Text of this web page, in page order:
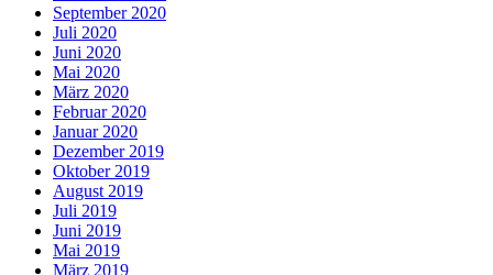
September 2020
Juli 2020
Juni 2020
Mai 2020
März 2020
Februar 2020
Januar 2020
Dezember 2019
Oktober 2019
August 2019
Juli 2019
Juni 2019
Mai 2019
März 2019